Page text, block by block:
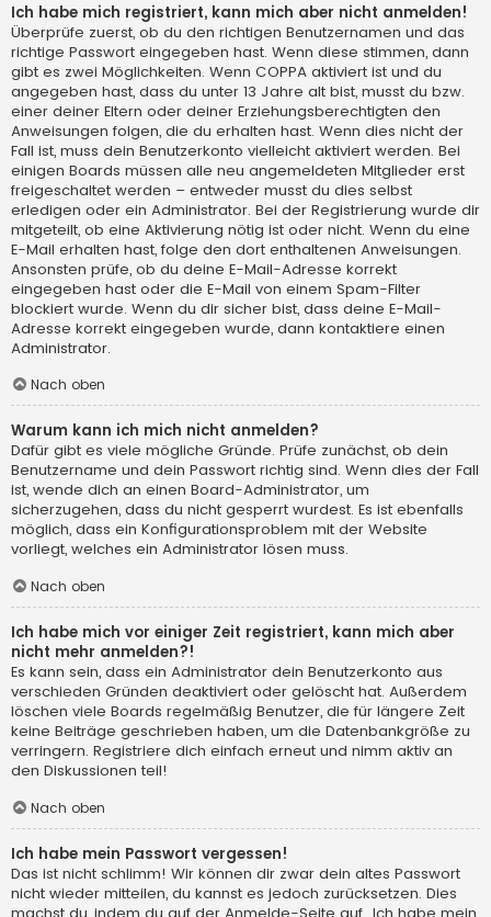
Ich habe mich registriert, kann mich aber nicht anmelden!
Überprüfe zuerst, ob du den richtigen Benutzernamen und das
richtige Passwort eingegeben hast. Wenn diese stimmen, dann
gibt es zwei Möglichkeiten. Wenn COPPA aktiviert ist und du
angegeben hast, dass du unter 13 Jahre alt bist, musst du bzw.
einer deiner Eltern oder deiner Erziehungsberechtigten den
Anweisungen folgen, die du erhalten hast. Wenn dies nicht der
Fall ist, muss dein Benutzerkonto vielleicht aktiviert werden. Bei
einigen Boards müssen alle neu angemeldeten Mitglieder erst
freigeschaltet werden – entweder musst du dies selbst
erledigen oder ein Administrator. Bei der Registrierung wurde dir
mitgeteilt, ob eine Aktivierung nötig ist oder nicht. Wenn du eine
E-Mail erhalten hast, folge den dort enthaltenen Anweisungen.
Ansonsten prüfe, ob du deine E-Mail-Adresse korrekt
eingegeben hast oder die E-Mail von einem Spam-Filter
blockiert wurde. Wenn du dir sicher bist, dass deine E-Mail-
Adresse korrekt eingegeben wurde, dann kontaktiere einen
Administrator.
Nach oben
Warum kann ich mich nicht anmelden?
Dafür gibt es viele mögliche Gründe. Prüfe zunächst, ob dein
Benutzername und dein Passwort richtig sind. Wenn dies der Fall
ist, wende dich an einen Board-Administrator, um
sicherzugehen, dass du nicht gesperrt wurdest. Es ist ebenfalls
möglich, dass ein Konfigurationsproblem mit der Website
vorliegt, welches ein Administrator lösen muss.
Nach oben
Ich habe mich vor einiger Zeit registriert, kann mich aber
nicht mehr anmelden?!
Es kann sein, dass ein Administrator dein Benutzerkonto aus
verschieden Gründen deaktiviert oder gelöscht hat. Außerdem
löschen viele Boards regelmäßig Benutzer, die für längere Zeit
keine Beiträge geschrieben haben, um die Datenbankgröße zu
verringern. Registriere dich einfach erneut und nimm aktiv an
den Diskussionen teil!
Nach oben
Ich habe mein Passwort vergessen!
Das ist nicht schlimm! Wir können dir zwar dein altes Passwort
nicht wieder mitteilen, du kannst es jedoch zurücksetzen. Dies